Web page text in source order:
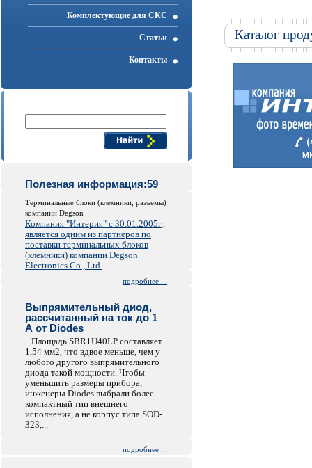
Комплектующие для СКС
Статьи
Контакты
Полезная информация:59
Терминальные блоки (клемники, разъемы)
компании Degson
Компания "Интерия" с 30.01.2005г.,
является одним из партнеров по
поставки терминальных блоков
(клемники) компании Degson
Electronics Co., Ltd.
подробнее ...
Выпрямительный диод,
рассчитанный на ток до 1
А от Diodes
Площадь SBR1U40LP составляет
1,54 мм2, что вдвое меньше, чем у
любого другого выпрямительного
диода такой мощности. Чтобы
уменьшить размеры прибора,
инженеры Diodes выбрали более
компактный тип внешнего
исполнения, а не корпус типа SOD-
323,...
подробнее ...
Каталог